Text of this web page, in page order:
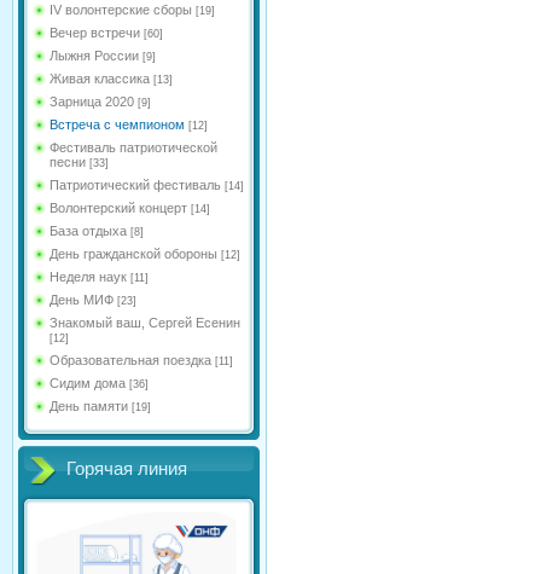
IV волонтерские сборы [19]
Вечер встречи [60]
Лыжня России [9]
Живая классика [13]
Зарница 2020 [9]
Встреча с чемпионом [12]
Фестиваль патриотической
песни [33]
Патриотический фестиваль [14]
Волонтерский концерт [14]
База отдыха [8]
День гражданской обороны [12]
Неделя наук [11]
День МИФ [23]
Знакомый ваш, Сергей Есенин
[12]
Образовательная поездка [11]
Сидим дома [36]
День памяти [19]
Горячая линия